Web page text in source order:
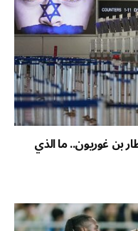
بن غوريون.. ما الذي